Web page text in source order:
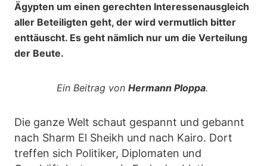
Ägypten um einen gerechten Interessenausgleich
aller Beteiligten geht, der wird vermutlich bitter
enttäuscht. Es geht nämlich nur um die Verteilung
der Beute.
Ein Beitrag von Hermann Ploppa.
Die ganze Welt schaut gespannt und gebannt
nach Sharm El Sheikh und nach Kairo. Dort
treffen sich Politiker, Diplomaten und